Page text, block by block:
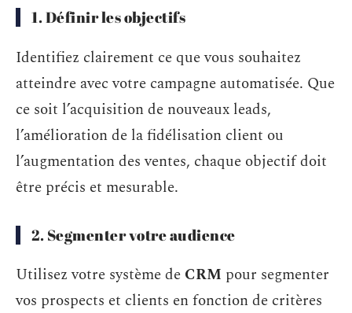
1. Définir les objectifs
Identifiez clairement ce que vous souhaitez
atteindre avec votre campagne automatisée. Que
ce soit l’acquisition de nouveaux leads,
l’amélioration de la fidélisation client ou
l’augmentation des ventes, chaque objectif doit
être précis et mesurable.
2. Segmenter votre audience
Utilisez votre système de CRM pour segmenter
vos prospects et clients en fonction de critères